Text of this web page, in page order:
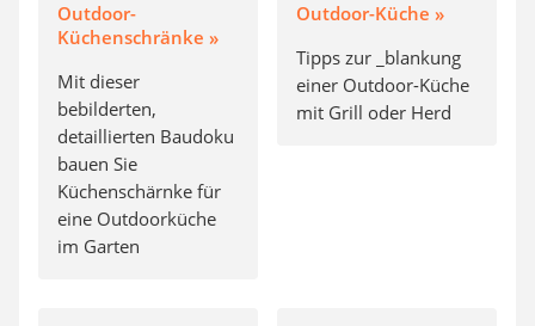
Outdoor-
Küchenschränke »
Mit dieser
bebilderten,
detaillierten Baudoku
bauen Sie
Küchenschärnke für
eine Outdoorküche
im Garten
Outdoor-Küche »
Tipps zur _blankung
einer Outdoor-Küche
mit Grill oder Herd